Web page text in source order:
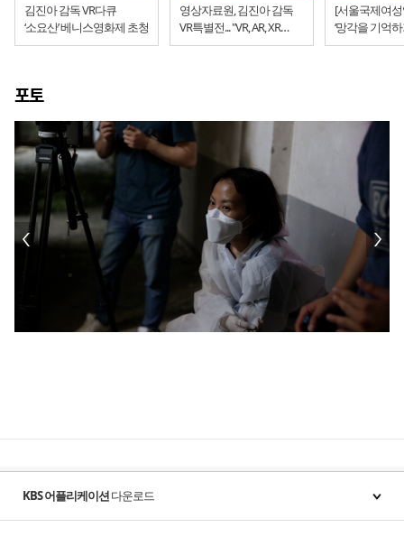
김진아 감독 VR다큐
‘소요산’ 베니스영화제 초청
영상자료원, 김진아 감독
VR특별전... "VR, AR, XR
형태의 몰입형 매체를 통해
[서울국제여
‘망각을 기억
VR 특별전' 개
포토
KBS 어플리케이션다운로드